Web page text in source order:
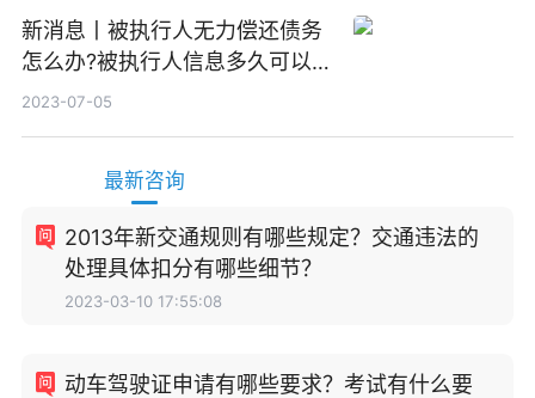
新消息丨被执行人无力偿还债务
怎么办?被执行人信息多久可以
消除?
2023-07-05
最新咨询
2013年新交通规则有哪些规定？交通违法的
处理具体扣分有哪些细节？
2023-03-10 17:55:08
动车驾驶证申请有哪些要求？考试有什么要